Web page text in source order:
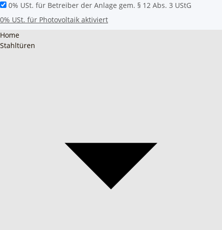
0% USt. für Betreiber der Anlage gem. § 12 Abs. 3 UStG
0% USt. für Photovoltaik aktiviert
Home
Stahltüren